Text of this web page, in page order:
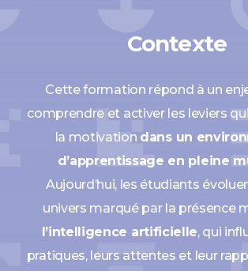
Contexte
Cette formation répond à un
comprendre et activer les leviers
la motivation dans un
d’apprentissage en pleine
Aujourd’hui, les étudiants
univers marqué par la présence
l’intelligence artificielle, qui
pratiques, leurs attentes et leur